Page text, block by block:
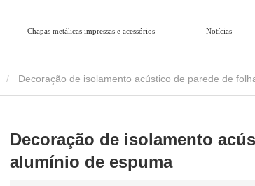
Chapas metálicas impressas e acessórios Notícias
Decoração de isolamento acústico de parede de
Decoração de isolamento
alumínio de espuma